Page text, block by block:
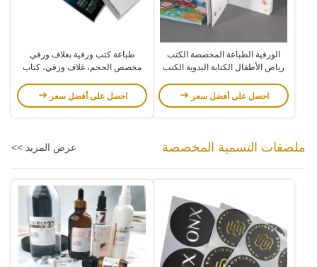
الورقية الطباعة المخصصة الكتب
رياض الأطفال الكتابة اليدوية الكتب
احصل على أفضل سعر
طباعة كتب ورقية بغلاف ورقي
مخصص الحجم، غلاف ورقي، كتاب
احصل على أفضل سعر
ملصقات التسمية المخصصة عرض المزيد >>